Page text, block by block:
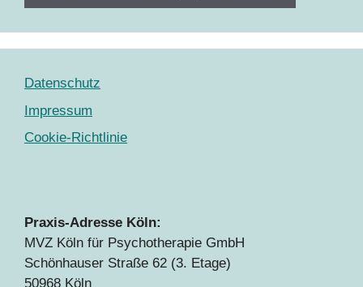
Datenschutz
Impressum
Cookie-Richtlinie
Praxis-Adresse Köln:
MVZ Köln für Psychotherapie GmbH
Schönhauser Straße 62 (3. Etage)
50968 Köln